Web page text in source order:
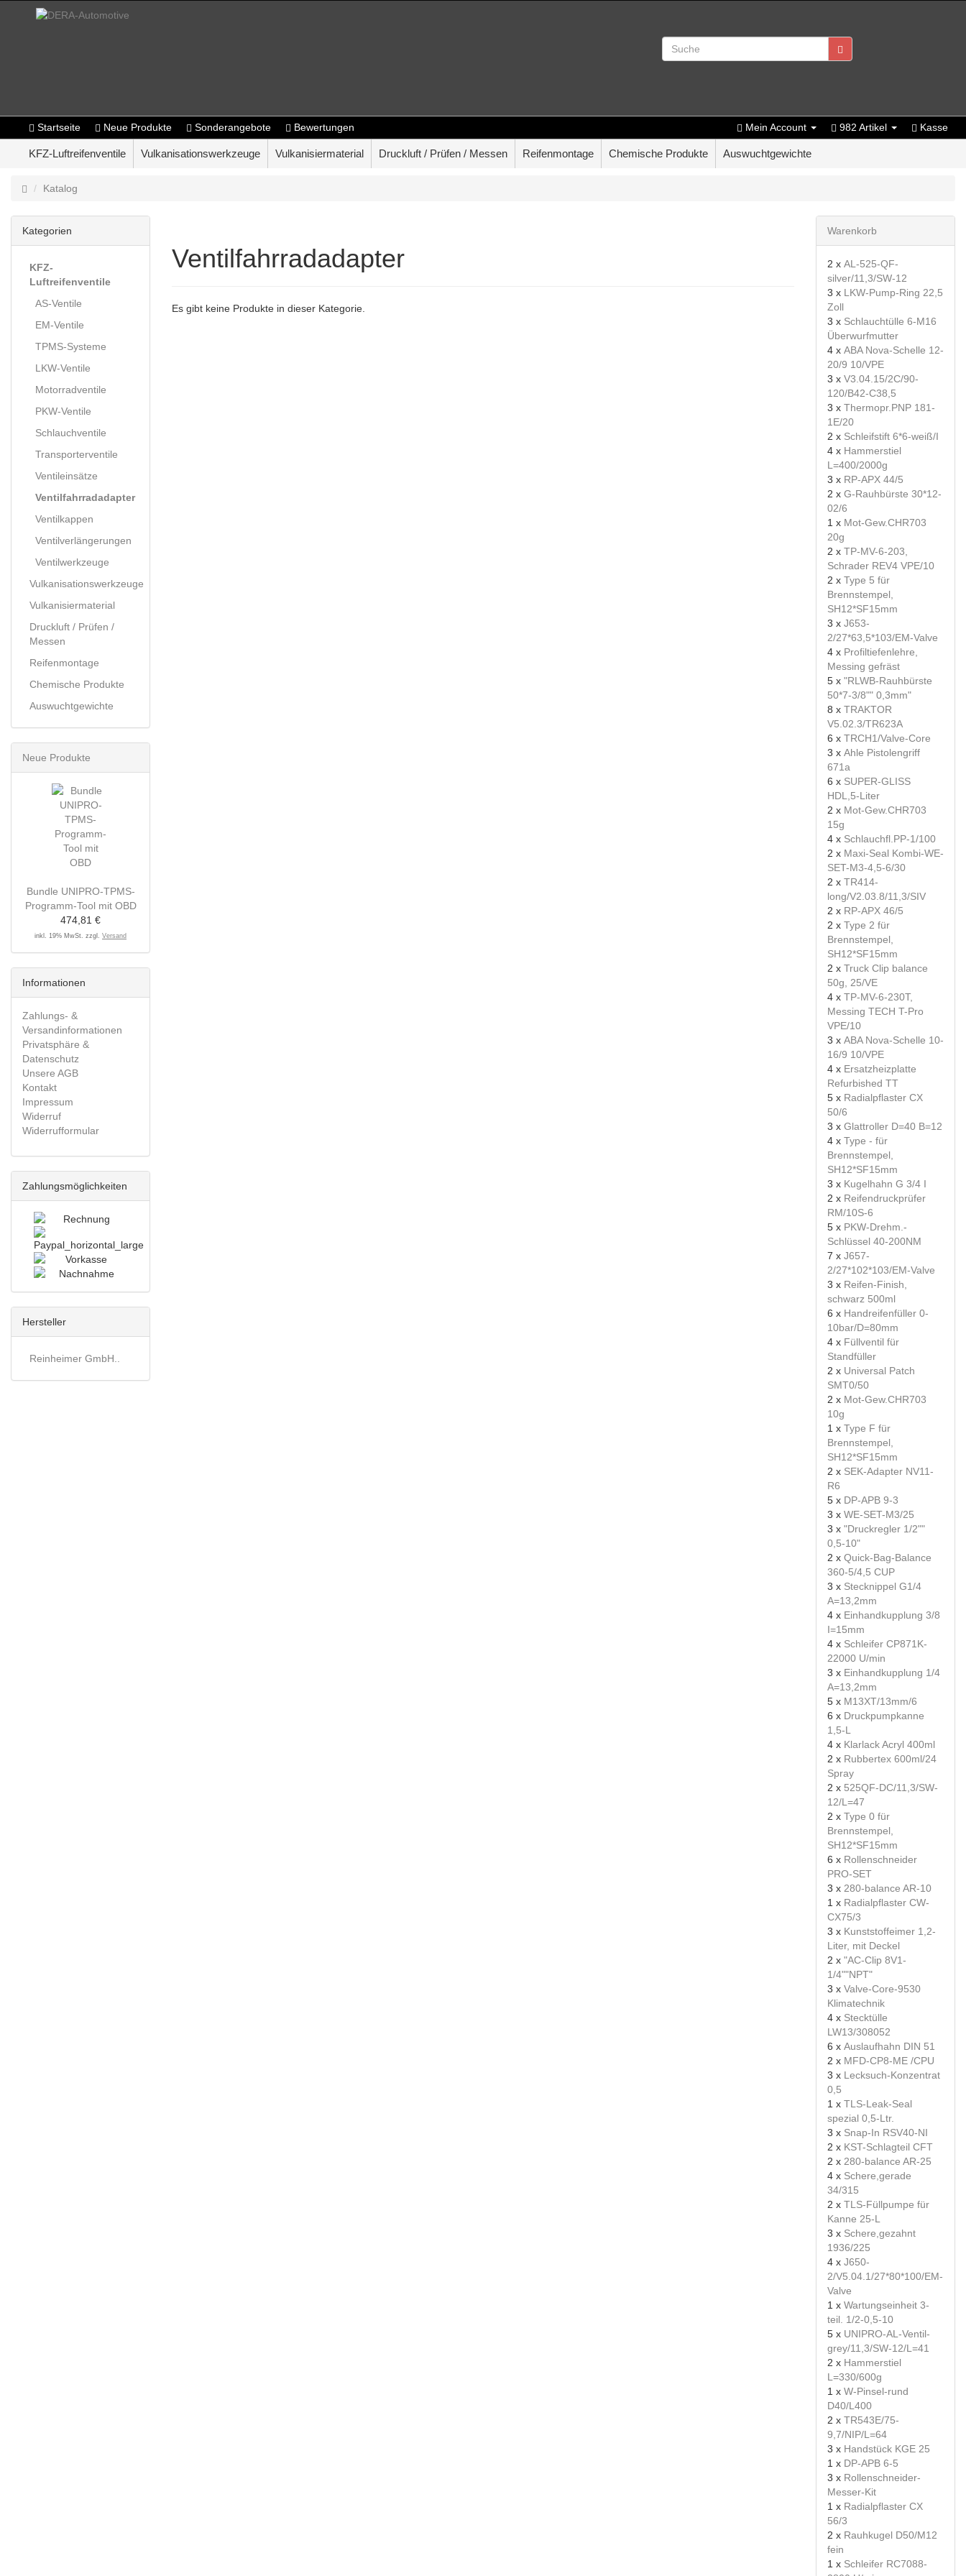
Startseite Neue Produkte Sonderangebote Bewertungen Mein Account 982 Artikel Kasse
KFZ-Luftreifenventile Vulkanisationswerkzeuge Vulkanisiermaterial Druckluft / Prüfen / Messen Reifenmontage Chemische Produkte Auswuchtgewichte
Katalog
Ventilfahrradadapter
Es gibt keine Produkte in dieser Kategorie.
Kategorien
KFZ-
Luftreifenventile
AS-Ventile
EM-Ventile
TPMS-Systeme
LKW-Ventile
Motorradventile
PKW-Ventile
Schlauchventile
Transporterventile
Ventileinsätze
Ventilfahrradadapter
Ventilkappen
Ventilverlängerungen
Ventilwerkzeuge
Vulkanisationswerkzeuge
Vulkanisiermaterial
Druckluft / Prüfen /
Messen
Reifenmontage
Chemische Produkte
Auswuchtgewichte
Neue Produkte
Bundle UNIPRO-TPMS-
Programm-Tool mit OBD
474,81 €
inkl. 19% MwSt. zzgl. Versand
Informationen
Zahlungs- &
Versandinformationen
Privatsphäre &
Datenschutz
Unsere AGB
Kontakt
Impressum
Widerruf
Widerrufformular
Zahlungsmöglichkeiten
Hersteller
Reinheimer GmbH..
Warenkorb
2 x AL-525-QF-
silver/11,3/SW-12
3 x LKW-Pump-Ring 22,5
Zoll
3 x Schlauchtülle 6-M16
Überwurfmutter
4 x ABA Nova-Schelle 12-
20/9 10/VPE
3 x V3.04.15/2C/90-
120/B42-C38,5
3 x Thermopr.PNP 181-
1E/20
2 x Schleifstift 6*6-weiß/I
4 x Hammerstiel
L=400/2000g
3 x RP-APX 44/5
2 x G-Rauhbürste 30*12-
02/6
1 x Mot-Gew.CHR703
20g
2 x TP-MV-6-203,
Schrader REV4 VPE/10
2 x Type 5 für
Brennstempel,
SH12*SF15mm
3 x J653-
2/27*63,5*103/EM-Valve
4 x Profiltiefenlehre,
Messing gefräst
5 x "RLWB-Rauhbürste
50*7-3/8"" 0,3mm"
8 x TRAKTOR
V5.02.3/TR623A
6 x TRCH1/Valve-Core
3 x Ahle Pistolengriff
671a
6 x SUPER-GLISS
HDL,5-Liter
2 x Mot-Gew.CHR703
15g
4 x Schlauchfl.PP-1/100
2 x Maxi-Seal Kombi-WE-
SET-M3-4,5-6/30
2 x TR414-
long/V2.03.8/11,3/SIV
2 x RP-APX 46/5
2 x Type 2 für
Brennstempel,
SH12*SF15mm
2 x Truck Clip balance
50g, 25/VE
4 x TP-MV-6-230T,
Messing TECH T-Pro
VPE/10
3 x ABA Nova-Schelle 10-
16/9 10/VPE
4 x Ersatzheizplatte
Refurbished TT
5 x Radialpflaster CX
50/6
3 x Glattroller D=40 B=12
4 x Type - für
Brennstempel,
SH12*SF15mm
3 x Kugelhahn G 3/4 I
2 x Reifendruckprüfer
RM/10S-6
5 x PKW-Drehm.-
Schlüssel 40-200NM
7 x J657-
2/27*102*103/EM-Valve
3 x Reifen-Finish,
schwarz 500ml
6 x Handreifenfüller 0-
10bar/D=80mm
4 x Füllventil für
Standfüller
2 x Universal Patch
SMT0/50
2 x Mot-Gew.CHR703
10g
1 x Type F für
Brennstempel,
SH12*SF15mm
2 x SEK-Adapter NV11-
R6
5 x DP-APB 9-3
3 x WE-SET-M3/25
3 x "Druckregler 1/2""
0,5-10"
2 x Quick-Bag-Balance
360-5/4,5 CUP
3 x Stecknippel G1/4
A=13,2mm
4 x Einhandkupplung 3/8
I=15mm
4 x Schleifer CP871K-
22000 U/min
3 x Einhandkupplung 1/4
A=13,2mm
5 x M13XT/13mm/6
6 x Druckpumpkanne
1,5-L
4 x Klarlack Acryl 400ml
2 x Rubbertex 600ml/24
Spray
2 x 525QF-DC/11,3/SW-
12/L=47
2 x Type 0 für
Brennstempel,
SH12*SF15mm
6 x Rollenschneider
PRO-SET
3 x 280-balance AR-10
1 x Radialpflaster CW-
CX75/3
3 x Kunststoffeimer 1,2-
Liter, mit Deckel
2 x "AC-Clip 8V1-
1/4""NPT"
3 x Valve-Core-9530
Klimatechnik
4 x Stecktülle
LW13/308052
6 x Auslaufhahn DIN 51
2 x MFD-CP8-ME /CPU
3 x Lecksuch-Konzentrat
0,5
1 x TLS-Leak-Seal
spezial 0,5-Ltr.
3 x Snap-In RSV40-NI
2 x KST-Schlagteil CFT
2 x 280-balance AR-25
4 x Schere,gerade
34/315
2 x TLS-Füllpumpe für
Kanne 25-L
3 x Schere,gezahnt
1936/225
4 x J650-
2/V5.04.1/27*80*100/EM-
Valve
1 x Wartungseinheit 3-
teil. 1/2-0,5-10
5 x UNIPRO-AL-Ventil-
grey/11,3/SW-12/L=41
2 x Hammerstiel
L=330/600g
1 x W-Pinsel-rund
D40/L400
2 x TR543E/75-
9,7/NIP/L=64
3 x Handstück KGE 25
1 x DP-APB 6-5
3 x Rollenschneider-
Messer-Kit
1 x Radialpflaster CX
56/3
2 x Rauhkugel D50/M12
fein
1 x Schleifer RC7088-